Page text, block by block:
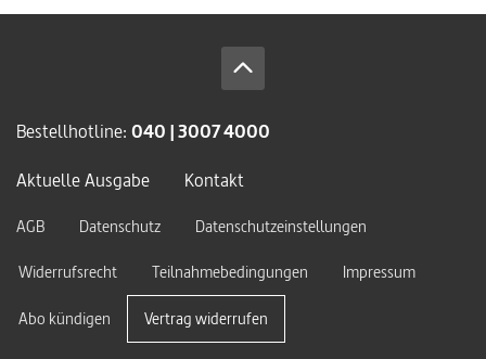
Bestellhotline: 040 | 3007 4000
Aktuelle Ausgabe
Kontakt
AGB Datenschutz
Datenschutzeinstellungen
Widerrufsrecht
Teilnahmebedingungen Impressum
Abo kündigen Vertrag widerrufen